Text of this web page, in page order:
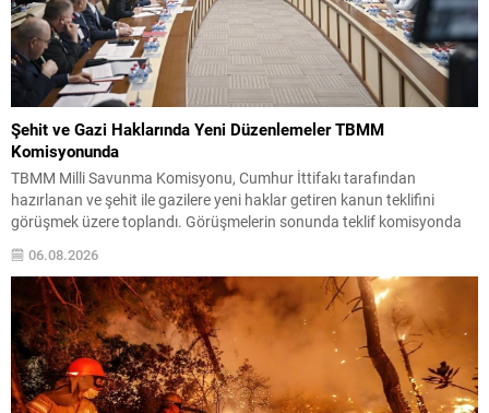
Şehit ve Gazi Haklarında Yeni Düzenlemeler TBMM
Komisyonunda
TBMM Milli Savunma Komisyonu, Cumhur İttifakı tarafından
hazırlanan ve şehit ile gazilere yeni haklar getiren kanun teklifini
görüşmek üzere toplandı. Görüşmelerin sonunda teklif komisyonda
kabul edildi ve bir dizi düzenleme benimsendi. Teklif kapsamında,
vazife malullerinden hayatını kaybedenlerin anne ve babalarına
bağlanacak aylık tutarının, net asgari ücretin altında olmayacağı
hükme bağlanıyor....
06.08.2026